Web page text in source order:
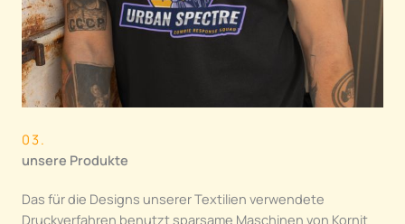
03.
unsere Produkte
Das für die Designs unserer Textilien verwendete
Druckverfahren benutzt sparsame Maschinen von Kornit